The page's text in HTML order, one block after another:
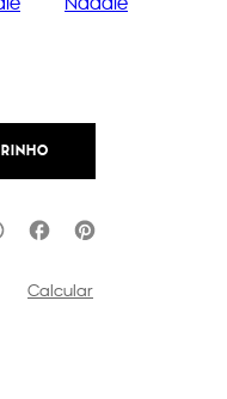
Calcular